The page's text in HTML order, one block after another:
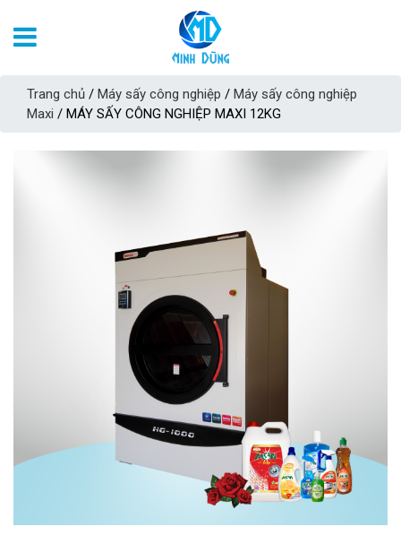
Trang chủ / Máy sấy công nghiệp / Máy sấy công nghiệp
Maxi / MÁY SẤY CÔNG NGHIỆP MAXI 12KG